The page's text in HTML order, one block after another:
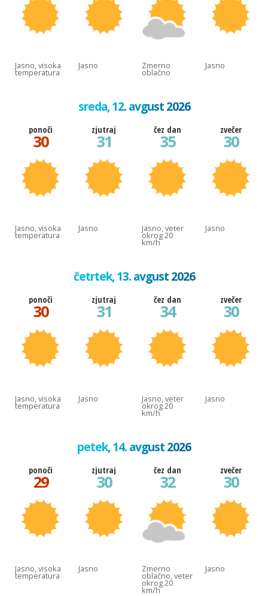
Jasno, visoka
temperatura
Jasno Zmerno
oblačno
Jasno
sreda, 12. avgust 2026
ponoči
30
Jasno, visoka
temperatura
zjutraj
31
Jasno
čez dan
35
Jasno, veter
okrog 20
km/h
zvečer
30
Jasno
četrtek, 13. avgust 2026
ponoči
30
Jasno, visoka
temperatura
zjutraj
31
Jasno
čez dan
34
Jasno, veter
okrog 20
km/h
zvečer
30
Jasno
petek, 14. avgust 2026
ponoči
29
Jasno, visoka
temperatura
zjutraj
30
Jasno
čez dan
32
Zmerno
oblačno, veter
okrog 20
km/h
zvečer
30
Jasno